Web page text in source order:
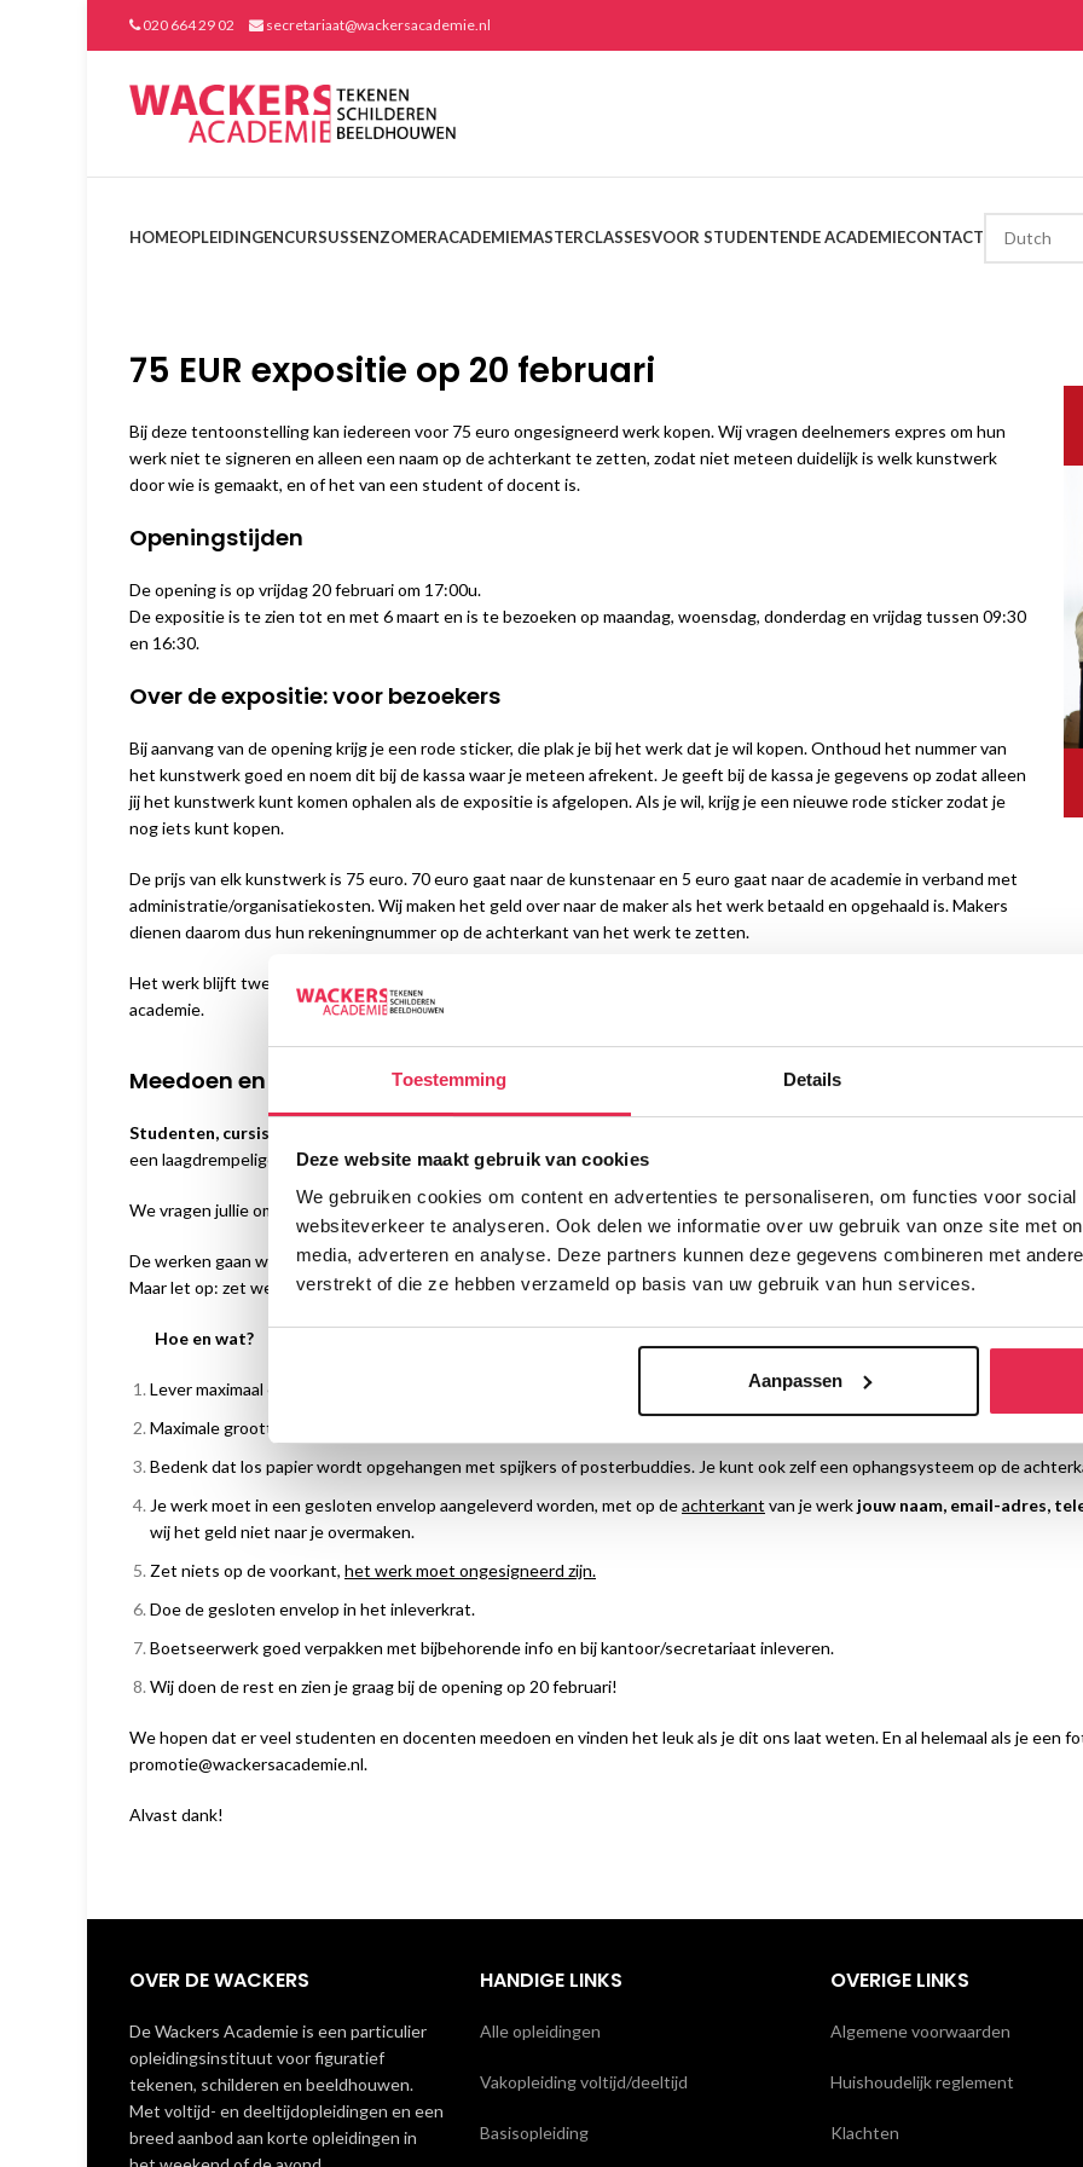
Toestemming Details
Deze website maakt gebruik van cookies
We gebruiken cookies om content en advertenties te personaliseren, om functies voor
websiteverkeer te analyseren. Ook delen we informatie over uw gebruik van onze site met
media, adverteren en analyse. Deze partners kunnen deze gegevens combineren met
verstrekt of die ze hebben verzameld op basis van uw gebruik van hun services.
Aanpassen
020 664 29 02 secretariaat@wackersacademie.nl
HOMEOPLEIDINGENCURSUSSENZOMERACADEMIEMASTERCLASSESVOOR STUDENTENDE ACADEMIECONTACT
75 EUR expositie op 20 februari
Bij deze tentoonstelling kan iedereen voor 75 euro ongesigneerd werk kopen. Wij vragen deelnemers expres om hun
werk niet te signeren en alleen een naam op de achterkant te zetten, zodat niet meteen duidelijk is welk kunstwerk
door wie is gemaakt, en of het van een student of docent is.
Openingstijden
De opening is op vrijdag 20 februari om 17:00u.
De expositie is te zien tot en met 6 maart en is te bezoeken op maandag, woensdag, donderdag en vrijdag tussen 09:30
en 16:30.
Over de expositie: voor bezoekers
Bij aanvang van de opening krijg je een rode sticker, die plak je bij het werk dat je wil kopen. Onthoud het nummer van
het kunstwerk goed en noem dit bij de kassa waar je meteen afrekent. Je geeft bij de kassa je gegevens op zodat alleen
jij het kunstwerk kunt komen ophalen als de expositie is afgelopen. Als je wil, krijg je een nieuwe rode sticker zodat je
nog iets kunt kopen.
De prijs van elk kunstwerk is 75 euro. 70 euro gaat naar de kunstenaar en 5 euro gaat naar de academie in verband met
administratie/organisatiekosten. Wij maken het geld over naar de maker als het werk betaald en opgehaald is. Makers
dienen daarom dus hun rekeningnummer op de achterkant van het werk te zetten.
Het werk blijft twee weken te zien in de expositieruimte. Bij de opening is iedereen welkom, van binnen en buiten de
academie.
Meedoen en werk verkopen
Studenten, cursisten, Wackers Jongeren én docenten
een laagdrempelige manier een kunstwerk te verkopen en te kopen.
We vragen jullie om per persoon één kunstwerk aan te leveren. Deze kunstwerken worden tentoongesteld in onze
De werken gaan we ongesigneerdtonen. Het is dus onduidelijk welk kunstwerk van wie is!
Maar let op: zet wel jouw naam en info op de achterkant.
Hoe en wat?
Lever maximaal één kunstwerk in, uiterlijk
, bij het rode krat op de eerste verdieping of bij ons op kantoor. Nieuw
Maximale grootte: A3, ietsje groter mag ook. Voor 3D-werk ongeveer 30 cm hoogte.
Bedenk dat los papier wordt opgehangen met spijkers of posterbuddies. Je kunt ook zelf een ophangsysteem op de
Je werk moet in een gesloten envelop aangeleverd worden, met op deachterkant van je werkjouw naam, email-adres,
wij het geld niet naar je overmaken.
Zet niets op de voorkant, het werk moet ongesigneerd zijn.
Doe de gesloten envelop in het inleverkrat.
Boetseerwerk goed verpakken met bijbehorende info en bij kantoor/secretariaat inleveren.
Wij doen de rest en zien je graag bij de opening op 20 februari!
We hopen dat er veel studenten en docenten meedoen en vinden het leuk als je dit ons laat weten. En al helemaal als je een
promotie@wackersacademie.nl.
Alvast dank!
OVER DE WACKERS
De Wackers Academie is een particulier
opleidingsinstituut voor figuratief
tekenen, schilderen en beeldhouwen.
Met voltijd- en deeltijdopleidingen en een
breed aanbod aan korte opleidingen in
HANDIGE LINKS
Alle opleidingen
Vakopleiding voltijd/deeltijd
Basisopleiding
OVERIGE LINKS
Algemene voorwaarden
Huishoudelijk reglement
Klachten